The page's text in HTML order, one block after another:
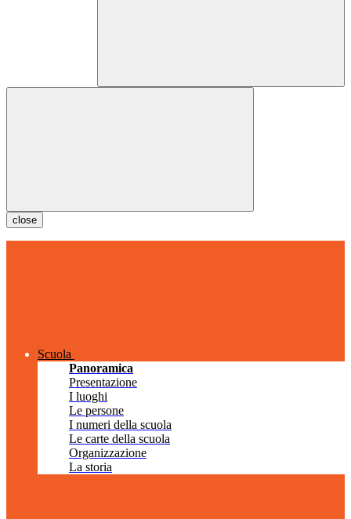
close
Scuola
Panoramica
Presentazione
I luoghi
Le persone
I numeri della scuola
Le carte della scuola
Organizzazione
La storia